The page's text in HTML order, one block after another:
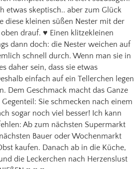
etwas skeptisch.. aber zum Glück
diese kleinen süßen Nester mit der
drauf. ♥ Einen klitzekleinen
dann doch: die Nester weichen auf
schnell durch. Wenn man sie in
daher sein, dass sie etwas
einfach auf ein Tellerchen legen
Dem Geschmack macht das Ganze
Sie schmecken nach einem
sogar noch viel besser! Ich kann
Ab zum nächsten Supermarkt
Bauer oder Wochenmarkt
kaufen. Danach ab in die Küche,
die Leckerchen nach Herzenslust